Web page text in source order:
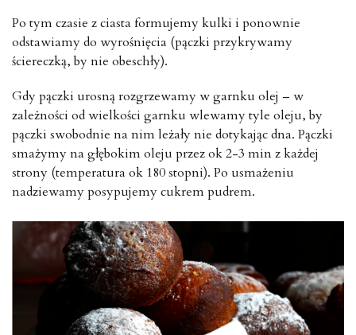
Po tym czasie z ciasta formujemy kulki i ponownie
odstawiamy do wyrośnięcia (pączki przykrywamy
ściereczką, by nie obeschły).
Gdy pączki urosną rozgrzewamy w garnku olej – w
zależności od wielkości garnku wlewamy tyle oleju, by
pączki swobodnie na nim leżały nie dotykając dna. Pączki
smażymy na głębokim oleju przez ok 2-3 min z każdej
strony (temperatura ok 180 stopni). Po usmażeniu
nadziewamy posypujemy cukrem pudrem.